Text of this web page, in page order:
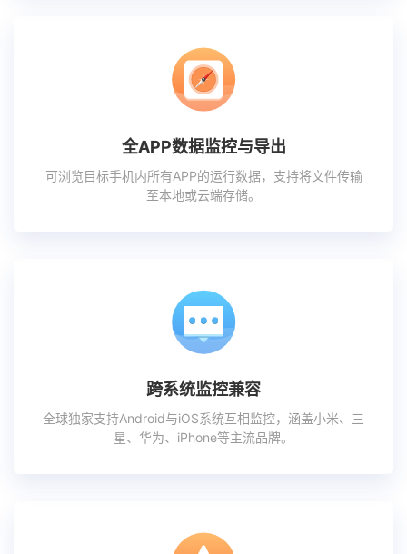
全APP数据监控与导出
可浏览目标手机内所有APP的运行数据，支持将文件传输
至本地或云端存储。
跨系统监控兼容
全球独家支持Android与iOS系统互相监控，涵盖小米、三
星、华为、iPhone等主流品牌。